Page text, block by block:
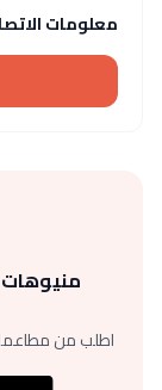
معلومات
اطلب من